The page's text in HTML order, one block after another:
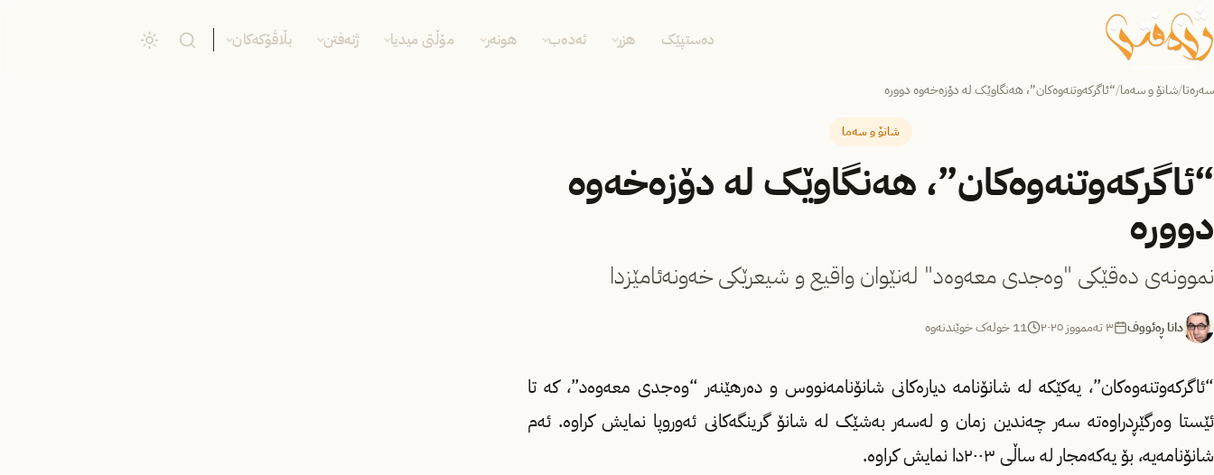
دەستپێک هزر ئەدەب هونەر مۆڵتی میدیا ژنەفتن بڵاڤۆکەکان
سەرەتا/شانۆ و سەما/“ئاگرکەوتنەوەکان”، هەنگاوێک لە دۆزەخەوە دوورە
شانۆ و سەما
“ئاگرکەوتنەوەکان”، هەنگاوێک لە دۆزەخەوە
دوورە
نموونەی دەقێکی "وەجدی معەوەد" لەنێوان واقیع و شیعرێکی خەونەئامێزدا
دانا ڕەئووف ٣ تەممووز ٢٠٢٥ 11 خولەک خوێندنەوە
“ئاگرکەوتنەوەکان”، یەکێکە لە شانۆنامە دیارەکانی شانۆنامەنووس و دەرهێنەر “وەجدی معەوەد”، کە تا
ئێستا وەرگێڕدراوەتە سەر چەندین زمان و لەسەر بەشێک لە شانۆ گرینگەکانی ئەوروپا نمایش کراوە. ئەم
شانۆنامەیە، بۆ یەکەمجار لە ساڵی ٢٠٠٣دا نمایش کراوە.